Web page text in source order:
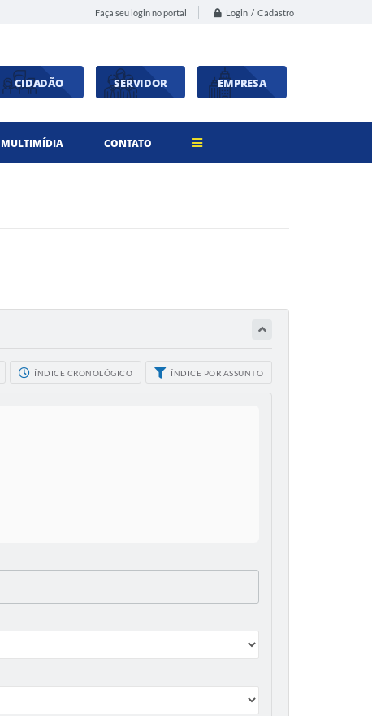
Faça seu login no portal Login / Cadastro
CIDADÃO SERVIDOR EMPRESA
MULTIMÍDIA CONTATO
ÍNDICE CRONOLÓGICO ÍNDICE POR ASSUNTO